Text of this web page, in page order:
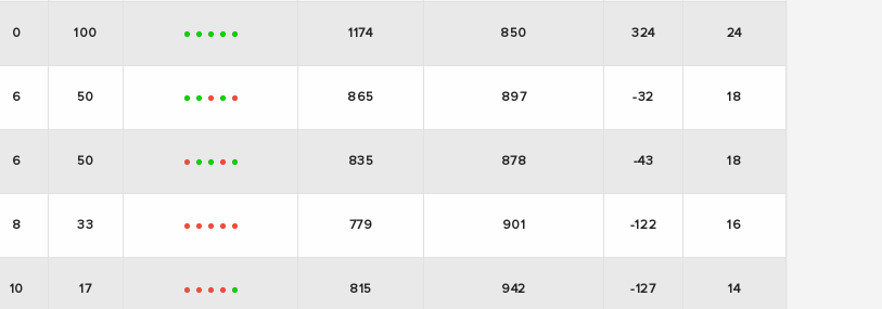
0 100 + + + + + 1174 850 324 24
6 50 + + - + - 865 897 -32 18
6 50 - + + - + 835 878 -43 18
8 33 - - - - - 779 901 -122 16
10 17 - - - - + 815 942 -127 14